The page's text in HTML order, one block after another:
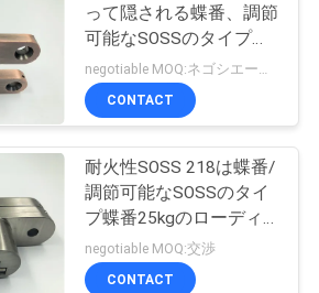
って隠される蝶番、調節
可能なSOSSのタイプ蝶
番
negotiable MOQ:ネゴシエーション
CONTACT
耐火性SOSS 218は蝶番/
調節可能なSOSSのタイ
プ蝶番25kgのローディ
ングを隠しました
negotiable MOQ:交渉
CONTACT